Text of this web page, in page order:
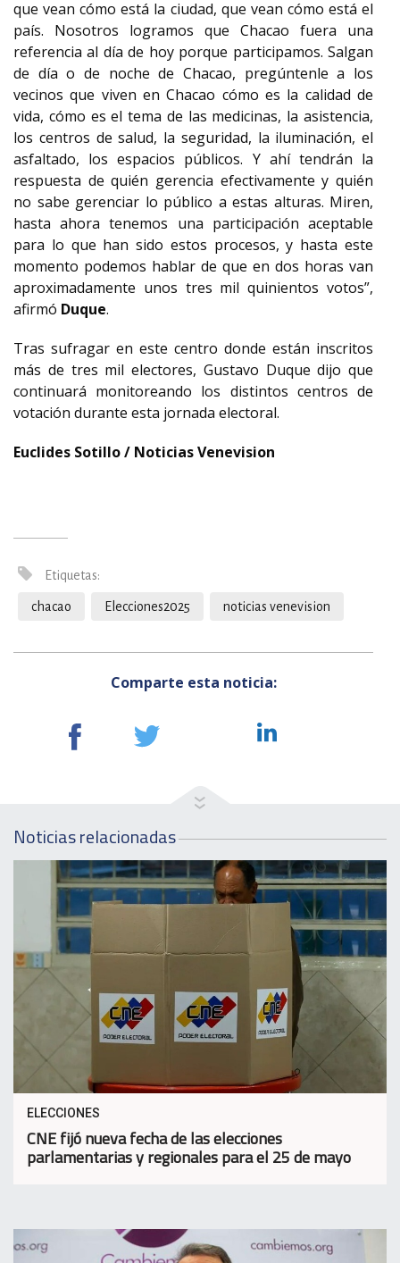
que vean cómo está la ciudad, que vean cómo está el
país. Nosotros logramos que Chacao fuera una
referencia al día de hoy porque participamos. Salgan
de día o de noche de Chacao, pregúntenle a los
vecinos que viven en Chacao cómo es la calidad de
vida, cómo es el tema de las medicinas, la asistencia,
los centros de salud, la seguridad, la iluminación, el
asfaltado, los espacios públicos. Y ahí tendrán la
respuesta de quién gerencia efectivamente y quién
no sabe gerenciar lo público a estas alturas. Miren,
hasta ahora tenemos una participación aceptable
para lo que han sido estos procesos, y hasta este
momento podemos hablar de que en dos horas van
aproximadamente unos tres mil quinientos votos”,
afirmó Duque.
Tras sufragar en este centro donde están inscritos
más de tres mil electores, Gustavo Duque dijo que
continuará monitoreando los distintos centros de
votación durante esta jornada electoral.
Euclides Sotillo / Noticias Venevision
Etiquetas:
chacao Elecciones2025 noticias venevision
Comparte esta noticia:
Noticias relacionadas
ELECCIONES
CNE fijó nueva fecha de las elecciones
parlamentarias y regionales para el 25 de mayo